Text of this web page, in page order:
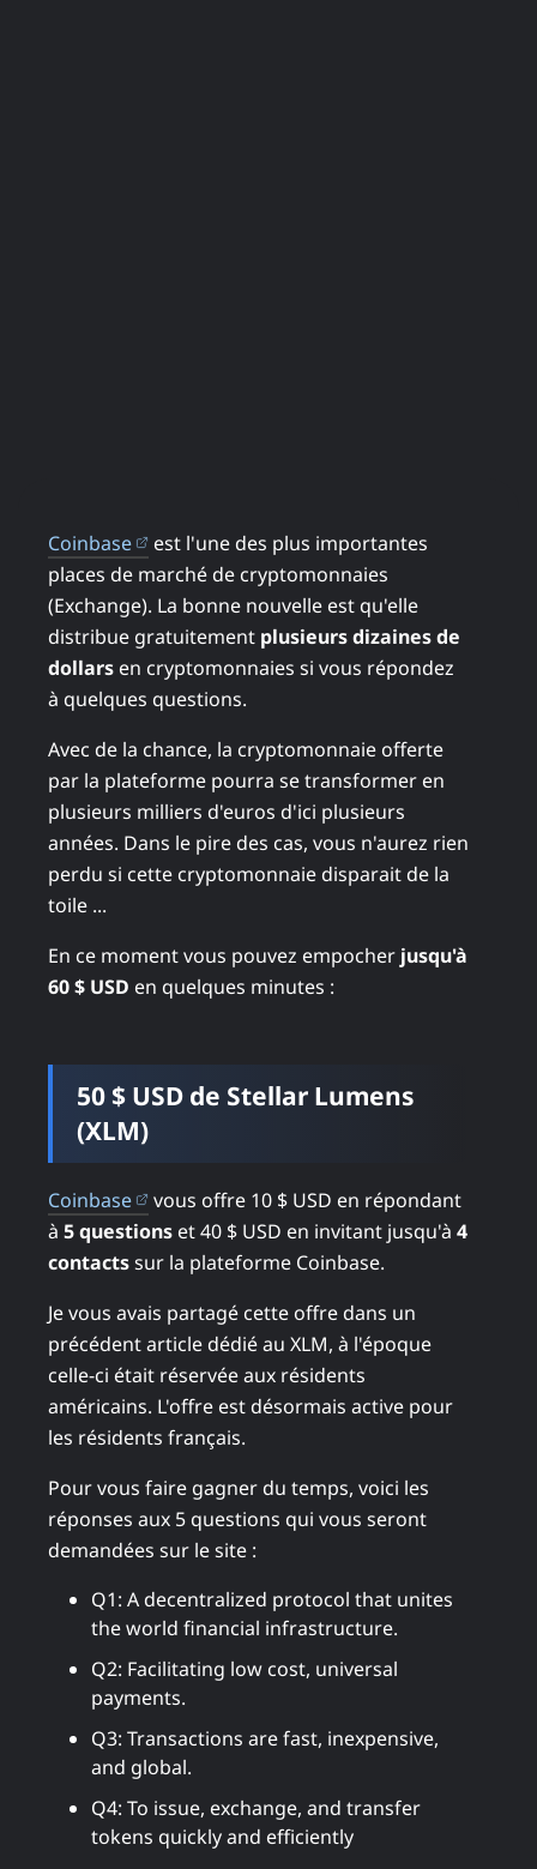
Coinbase (ouvre dans un nouvel onglet)
est l'une des plus importantes
places de marché de cryptomonnaies
(Exchange). La bonne nouvelle est qu'elle
distribue gratuitement plusieurs dizaines de
dollars en cryptomonnaies si vous répondez
à quelques questions.
Avec de la chance, la cryptomonnaie offerte
par la plateforme pourra se transformer en
plusieurs milliers d'euros d'ici plusieurs
années. Dans le pire des cas, vous n'aurez rien
perdu si cette cryptomonnaie disparait de la
toile ...
En ce moment vous pouvez empocher jusqu'à
60 $ USD en quelques minutes :
50 $ USD de Stellar Lumens
(XLM)
Coinbase (ouvre dans un nouvel onglet)
vous offre 10 $ USD en répondant
à 5 questions et 40 $ USD en invitant jusqu'à 4
contactssur la plateforme Coinbase.
Je vous avais partagé cette offre dans un
précédent article dédié au XLM, à l'époque
celle-ci était réservée aux résidents
américains. L'offre est désormais active pour
les résidents français.
Pour vous faire gagner du temps, voici les
réponses aux 5 questions qui vous seront
demandées sur le site :
Q1: A decentralized protocol that unites
the world financial infrastructure.
Q2: Facilitating low cost, universal
payments.
Q3: Transactions are fast, inexpensive,
and global.
Q4: To issue, exchange, and transfer
tokens quickly and efficiently